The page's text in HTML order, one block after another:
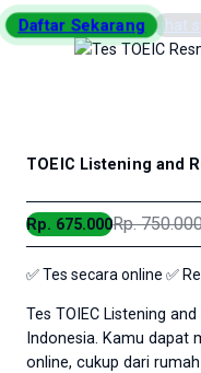
Daftar Sekarang Lihat
TOEIC Listening and
Rp. 675.000Rp.
✅ Tes secara online ✅
Tes TOIEC Listening
Indonesia. Kamu dapat
online, cukup dari